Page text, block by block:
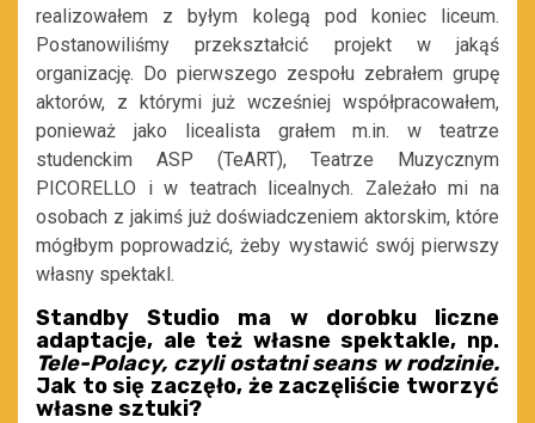
realizowałem z byłym kolegą pod koniec liceum.
Postanowiliśmy przekształcić projekt w jakąś
organizację. Do pierwszego zespołu zebrałem grupę
aktorów, z którymi już wcześniej współpracowałem,
ponieważ jako licealista grałem m.in. w teatrze
studenckim ASP (TeART), Teatrze Muzycznym
PICORELLO i w teatrach licealnych. Zależało mi na
osobach z jakimś już doświadczeniem aktorskim, które
mógłbym poprowadzić, żeby wystawić swój pierwszy
własny spektakl.
Standby Studio ma w dorobku liczne
adaptacje, ale też własne spektakle, np.
Tele-Polacy, czyli ostatni seans w rodzinie.
Jak to się zaczęło, że zaczęliście tworzyć
własne sztuki?